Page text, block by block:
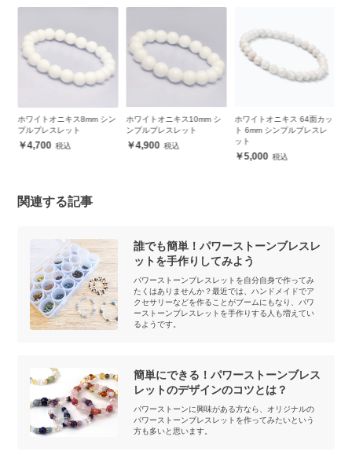
ホワイトオニキス8mm シン
プルブレスレット
4,700
ホワイトオニキス10mm シ
ンプルブレスレット
4,900
ホワイトオニキス 64面カッ
ト 6mm シンプルブレスレ
ット
5,000
関連する記事
誰でも簡単！パワーストーンブレスレ
ットを手作りしてみよう
パワーストーンブレスレットを自分自身で作ってみ
たくはありませんか？最近では、ハンドメイドでア
クセサリーなどを作ることがブームにもなり、パワ
ーストーンブレスレットを手作りする人も増えてい
るようです。
簡単にできる！パワーストーンブレス
レットのデザインのコツとは？
パワーストーンに興味がある方なら、オリジナルの
パワーストーンブレスレットを作ってみたいという
方も多いと思います。